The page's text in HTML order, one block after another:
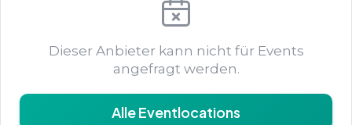
Dieser Anbieter kann nicht für Events
angefragt werden.
Alle Eventlocations